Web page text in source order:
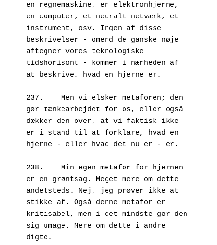
en regnemaskine, en elektronhjerne,
en computer, et neuralt netværk, et
instrument, osv. Ingen af disse
beskrivelser - omend de ganske nøje
aftegner vores teknologiske
tidshorisont - kommer i nærheden af
at beskrive, hvad en hjerne er.
237.	Men vi elsker metaforen; den
gør tænkearbejdet for os, eller også
dækker den over, at vi faktisk ikke
er i stand til at forklare, hvad en
hjerne - eller hvad det nu er - er.
238.	Min egen metafor for hjernen
er en grøntsag. Meget mere om dette
andetsteds. Nej, jeg prøver ikke at
stikke af. Også denne metafor er
kritisabel, men i det mindste gør den
sig umage. Mere om dette i andre
digte.